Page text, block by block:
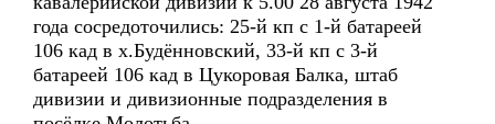
года сосредоточились: 25-й кп с 1-й батареей
106 кад в х.Будённовский, 33-й кп с 3-й
батареей 106 кад в Цукоровая Балка, штаб
дивизии и дивизионные подразделения в